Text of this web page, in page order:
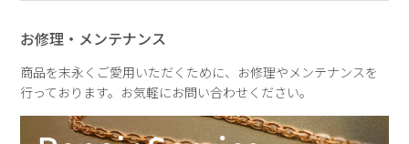
お修理・メンテナンス
商品を末永くご愛用いただくために、お修理やメンテナンスを
行っております。お気軽にお問い合わせください。